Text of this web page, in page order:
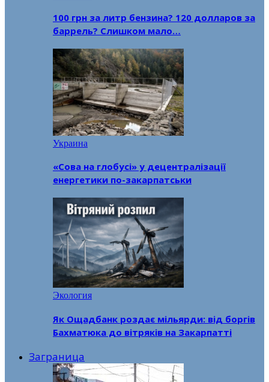
100 грн за литр бензина? 120 долларов за
баррель? Слишком мало…
Украина
«Сова на глобусі» у децентралізації
енергетики по-закарпатськи
Экология
Як Ощадбанк роздає мільярди: від боргів
Бахматюка до вітряків на Закарпатті
Заграница